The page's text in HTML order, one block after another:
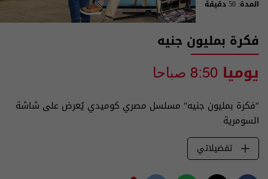
المدة: 50 دقيقة
فكرة بمليون جنيه
يوميا 8:50 صباحا
"فكرة بمليون جنيه" مسلسل مصري كوميدي يُعرض على شاشة
السومرية
تفضيلاتي